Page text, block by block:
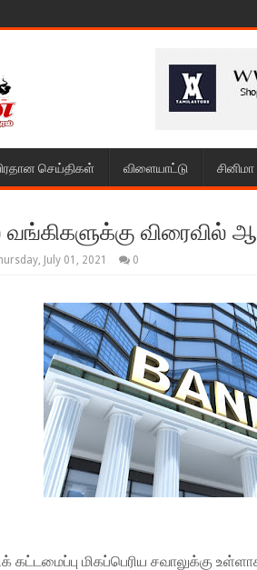
செய்திகள் விளையாட்டு சினிமா
விரைவில்
July 01, 2021 0
மிகப்பெரிய சவாலுக்கு